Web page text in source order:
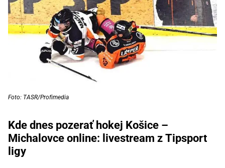
Foto: TASR/Profimedia
Kde dnes pozerať hokej Košice –
Michalovce online: livestream z Tipsport
ligy